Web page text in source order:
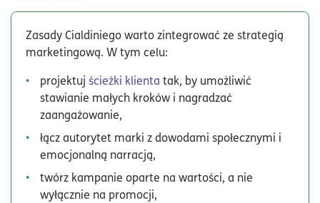
Zasady Cialdiniego warto zintegrować ze strategią
marketingową. W tym celu:
projektuj ścieżki klienta tak, by umożliwić
stawianie małych kroków i nagradzać
zaangażowanie,
łącz autorytet marki z dowodami społecznymi i
emocjonalną narracją,
twórz kampanie oparte na wartości, a nie
wyłącznie na promocji,